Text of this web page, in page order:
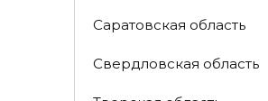
Саратовская область
Свердловская область